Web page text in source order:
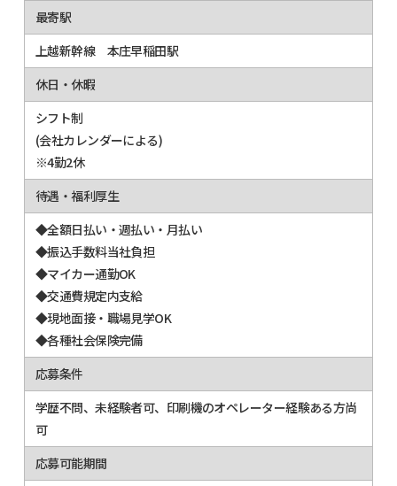
最寄駅
上越新幹線 本庄早稲田駅
休日・休暇
シフト制
(会社カレンダーによる)
※4勤2休
待遇・福利厚生
◆全額日払い・週払い・月払い
◆振込手数料当社負担
◆マイカー通勤OK
◆交通費規定内支給
◆現地面接・職場見学OK
◆各種社会保険完備
応募条件
学歴不問、未経験者可、印刷機のオペレーター経験ある方尚
可
応募可能期間